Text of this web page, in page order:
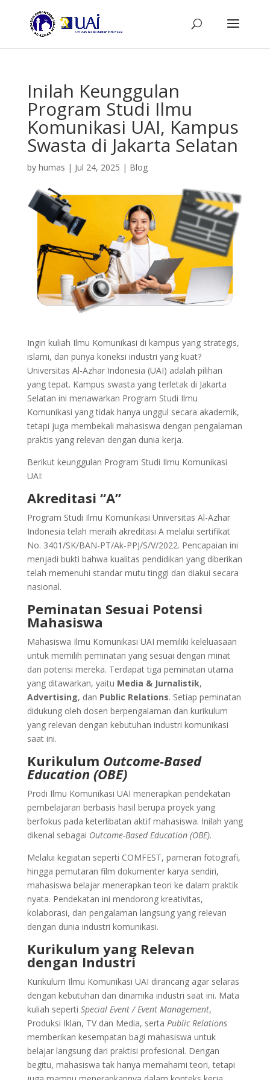
Inilah Keunggulan
Program Studi Ilmu
Komunikasi UAI, Kampus
Swasta di Jakarta Selatan
by humas | Jul 24, 2025 | Blog
Ingin kuliah Ilmu Komunikasi di kampus yang strategis,
islami, dan punya koneksi industri yang kuat?
Universitas Al-Azhar Indonesia (UAI) adalah pilihan
yang tepat. Kampus swasta yang terletak di Jakarta
Selatan ini menawarkan Program Studi Ilmu
Komunikasi yang tidak hanya unggul secara akademik,
tetapi juga membekali mahasiswa dengan pengalaman
praktis yang relevan dengan dunia kerja.
Berikut keunggulan Program Studi Ilmu Komunikasi
UAI:
Akreditasi “A”
Program Studi Ilmu Komunikasi Universitas Al-Azhar
Indonesia telah meraih akreditasi A melalui sertifikat
No. 3401/SK/BAN-PT/Ak-PPJ/S/V/2022. Pencapaian ini
menjadi bukti bahwa kualitas pendidikan yang diberikan
telah memenuhi standar mutu tinggi dan diakui secara
nasional.
Peminatan Sesuai Potensi
Mahasiswa
Mahasiswa Ilmu Komunikasi UAI memiliki keleluasaan
untuk memilih peminatan yang sesuai dengan minat
dan potensi mereka. Terdapat tiga peminatan utama
yang ditawarkan, yaitu Media & Jurnalistik,
Advertising, dan Public Relations. Setiap peminatan
didukung oleh dosen berpengalaman dan kurikulum
yang relevan dengan kebutuhan industri komunikasi
saat ini.
Kurikulum Outcome-Based
Education (OBE)
Prodi Ilmu Komunikasi UAI menerapkan pendekatan
pembelajaran berbasis hasil berupa proyek yang
berfokus pada keterlibatan aktif mahasiswa. Inilah yang
dikenal sebagai Outcome-Based Education (OBE).
Melalui kegiatan seperti COMFEST, pameran fotografi,
hingga pemutaran film dokumenter karya sendiri,
mahasiswa belajar menerapkan teori ke dalam praktik
nyata. Pendekatan ini mendorong kreativitas,
kolaborasi, dan pengalaman langsung yang relevan
dengan dunia industri komunikasi.
Kurikulum yang Relevan
dengan Industri
Kurikulum Ilmu Komunikasi UAI dirancang agar selaras
dengan kebutuhan dan dinamika industri saat ini. Mata
kuliah seperti Special Event / Event Management,
Produksi Iklan, TV dan Media, serta Public Relations
memberikan kesempatan bagi mahasiswa untuk
belajar langsung dari praktisi profesional. Dengan
begitu, mahasiswa tak hanya memahami teori, tetapi